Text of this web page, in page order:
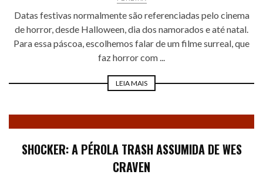
Datas festivas normalmente são referenciadas pelo cinema
de horror, desde Halloween, dia dos namorados e até natal.
Para essa páscoa, escolhemos falar de um filme surreal, que
faz horror com ...
LEIA MAIS
SHOCKER: A PÉROLA TRASH ASSUMIDA DE WES
CRAVEN